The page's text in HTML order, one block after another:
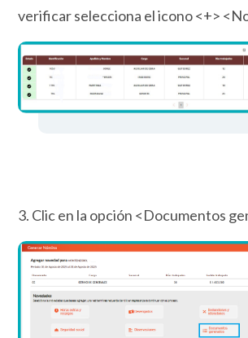
verificar selecciona el icono <+>
3. Clic en la opción <Documentos